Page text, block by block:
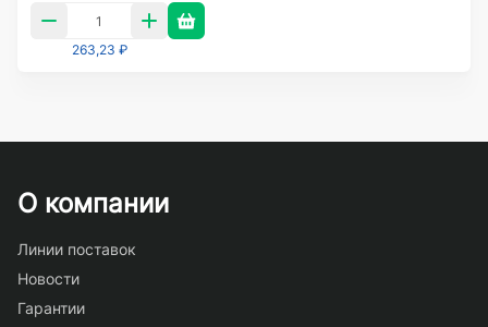
263,23 ₽
О компании
Линии поставок
Новости
Гарантии